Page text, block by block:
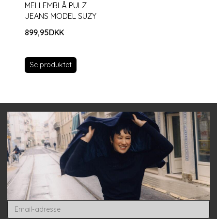
MELLEMBLÅ PULZ
JEANS MODEL SUZY
899,95DKK
Se produktet
Email-
adresse